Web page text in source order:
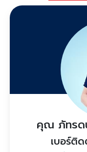
คุณ ภัทรด
เบอร์ติ